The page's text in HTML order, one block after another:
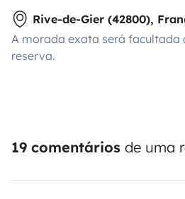
Rive-de-Gier (42800),
A morada exata será facultada
reserva.
19 comentários de uma